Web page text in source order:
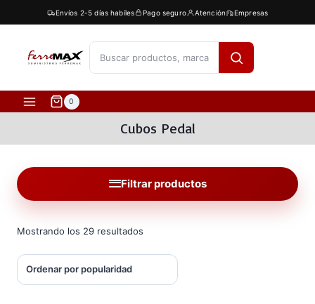
al
contenido
Envíos 2-5 días habíles Pago seguro Atención Empresas
0
Cubos Pedal
Filtrar productos
Mostrando los 29 resultados